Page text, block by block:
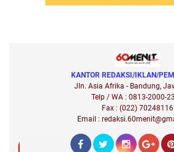
KANTOR REDAKSI/IKLAN/
Jln. Asia Afrika - Bandung,
Telp / WA : 0813-2000-
Fax : (022) 70248116
Email :